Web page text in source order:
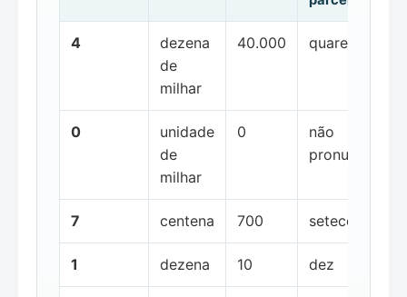
4
dezena
de
milhar
40.000 quarenta mil
0
unidade
de
milhar
0
não
pronunciada
7 centena 700 setecentos
1 dezena 10 dez